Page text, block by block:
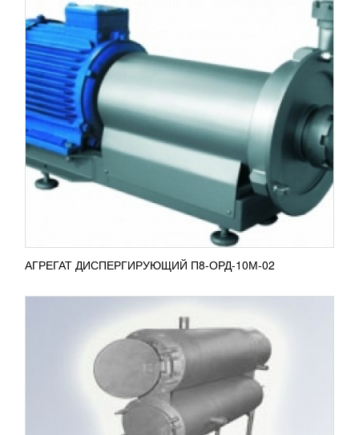
АГРЕГАТ ДИСПЕРГИРУЮЩИЙ П8-ОРД-10М-02
ТЕПЛООБМЕННИК ТРУБЧАТАТЫЙ Т1-ОУТ-
М
511 234RUB
Теплообменник трубчатый Т1-ОУТ-М интенсивно
используется для нагрева и охлаждения
продукции с высокой вязкостью. Так же
применяется для пастеризации...
ПОДРОБНЕЕ